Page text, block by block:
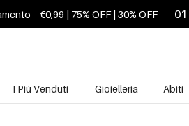
– €0,99 | 75% OFF | 30% OFF 01
I Più Venduti Gioielleria Abiti